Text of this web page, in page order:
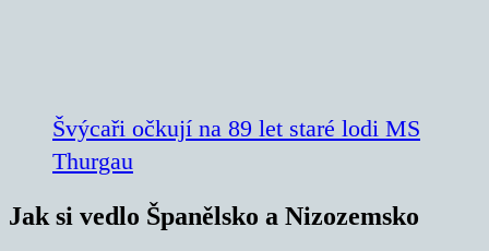
Švýcaři očkují na 89 let staré lodi MS
Thurgau
Jak si vedlo Španělsko a Nizozemsko